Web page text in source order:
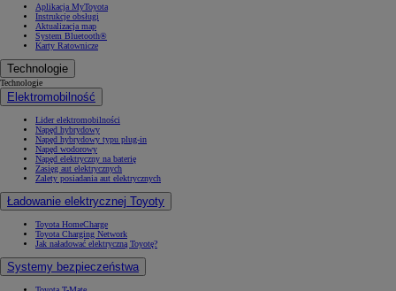
Aplikacja MyToyota
Instrukcje obsługi
Aktualizacja map
System Bluetooth®
Karty Ratownicze
Technologie
Technologie
Elektromobilność
Lider elektromobilności
Napęd hybrydowy
Napęd hybrydowy typu plug-in
Napęd wodorowy
Napęd elektryczny na baterię
Zasięg aut elektrycznych
Zalety posiadania aut elektrycznych
Ładowanie elektrycznej Toyoty
Toyota HomeCharge
Toyota Charging Network
Jak naładować elektryczną Toyotę?
Systemy bezpieczeństwa